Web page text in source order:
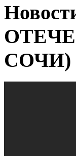
СО­ЧИ)